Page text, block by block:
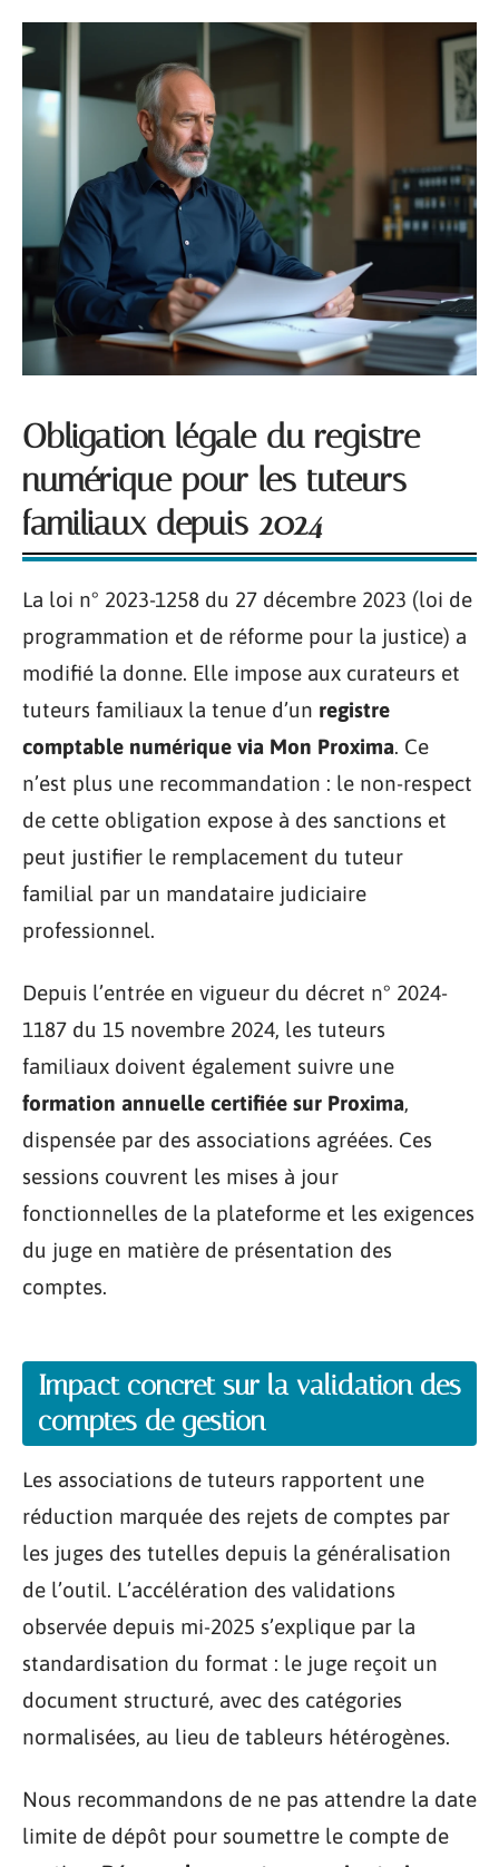
Obligation légale du registre
numérique pour les tuteurs
familiaux depuis 2024
La loi n° 2023-1258 du 27 décembre 2023 (loi de
programmation et de réforme pour la justice) a
modifié la donne. Elle impose aux curateurs et
tuteurs familiaux la tenue d’un registre
comptable numérique via Mon Proxima. Ce
n’est plus une recommandation : le non-respect
de cette obligation expose à des sanctions et
peut justifier le remplacement du tuteur
familial par un mandataire judiciaire
professionnel.
Depuis l’entrée en vigueur du décret n° 2024-
1187 du 15 novembre 2024, les tuteurs
familiaux doivent également suivre une
formation annuelle certifiée sur Proxima,
dispensée par des associations agréées. Ces
sessions couvrent les mises à jour
fonctionnelles de la plateforme et les exigences
du juge en matière de présentation des
comptes.
Impact concret sur la validation des
comptes de gestion
Les associations de tuteurs rapportent une
réduction marquée des rejets de comptes par
les juges des tutelles depuis la généralisation
de l’outil. L’accélération des validations
observée depuis mi-2025 s’explique par la
standardisation du format : le juge reçoit un
document structuré, avec des catégories
normalisées, au lieu de tableurs hétérogènes.
Nous recommandons de ne pas attendre la date
limite de dépôt pour soumettre le compte de